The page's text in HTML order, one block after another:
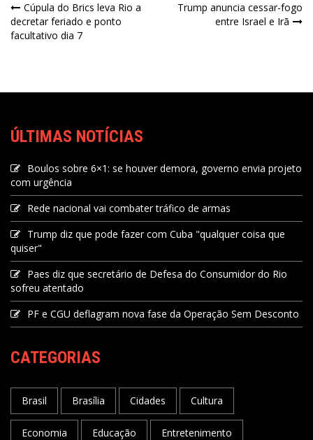
Cúpula do Brics leva Rio a
decretar feriado e ponto
facultativo dia 7
Trump anuncia cessar-fogo
entre Israel e Irã
ÚLTIMAS NOTÍCIAS
Boulos sobre 6×1: se houver demora, governo envia projeto
com urgência
Rede nacional vai combater tráfico de armas
Trump diz que pode fazer com Cuba "qualquer coisa que
quiser"
Paes diz que secretário de Defesa do Consumidor do Rio
sofreu atentado
PF e CGU deflagram nova fase da Operação Sem Desconto
CATEGORIAS
Brasil Brasília Cidades Cultura
Economia Educação Entretenimento